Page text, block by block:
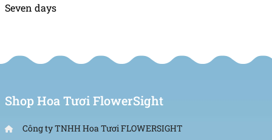
Seven days
Shop Hoa Tươi FlowerSight
Công ty TNHH Hoa Tươi FLOWERSIGHT